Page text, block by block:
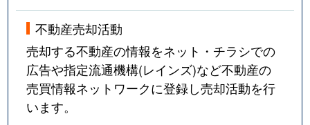
不動産売却活動
売却する不動産の情報をネット・チラシでの
広告や指定流通機構(レインズ)など不動産の
売買情報ネットワークに登録し売却活動を行
います。